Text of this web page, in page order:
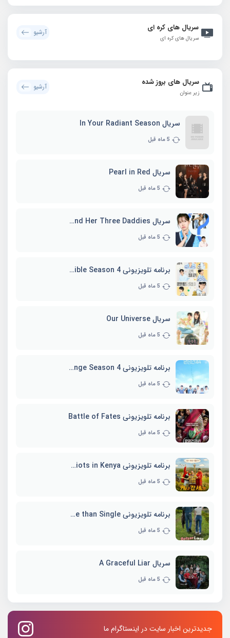
سریال های کره ای
سریال های کره ای
آرشیو
سریال های بروز شده
زیر عنوان
آرشیو
سریال In Your Radiant Season
5 ماه قبل
سریال Pearl in Red
5 ماه قبل
سریال Marie and Her Three Daddies
5 ماه قبل
برنامه تلویزیونی Whenever Possible Season 4
5 ماه قبل
سریال Our Universe
5 ماه قبل
برنامه تلویزیونی EXchange Season 4
5 ماه قبل
برنامه تلویزیونی Battle of Fates
5 ماه قبل
برنامه تلویزیونی Three Idiots in Kenya
5 ماه قبل
برنامه تلویزیونی Better Late than Single
5 ماه قبل
سریال A Graceful Liar
5 ماه قبل
جدیدترین اخبار سایت در اینستاگرام ما